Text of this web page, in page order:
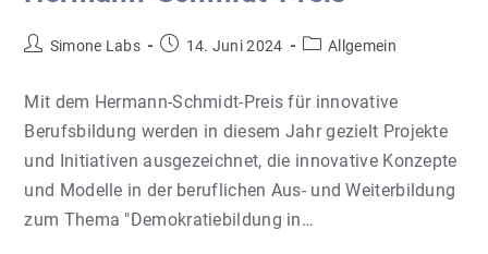
Beitrags-
Simone Labs
Beitrag14. Juni 2024
Beitrags-
Allgemein
Mit dem Hermann-Schmidt-Preis für innovative
Berufsbildung werden in diesem Jahr gezielt Projekte
und Initiativen ausgezeichnet, die innovative Konzepte
und Modelle in der beruflichen Aus- und Weiterbildung
zum Thema "Demokratiebildung in…